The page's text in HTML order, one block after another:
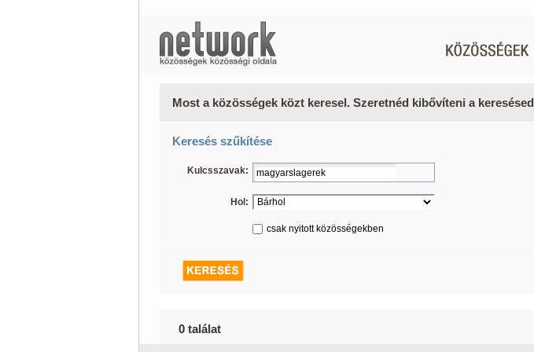
Most a közösségek közt keresel. Szeretnéd kibővíteni a keresésed
Keresés szűkítése
Kulcsszavak:
Hol:
csak nyitott közösségekben
0 találat